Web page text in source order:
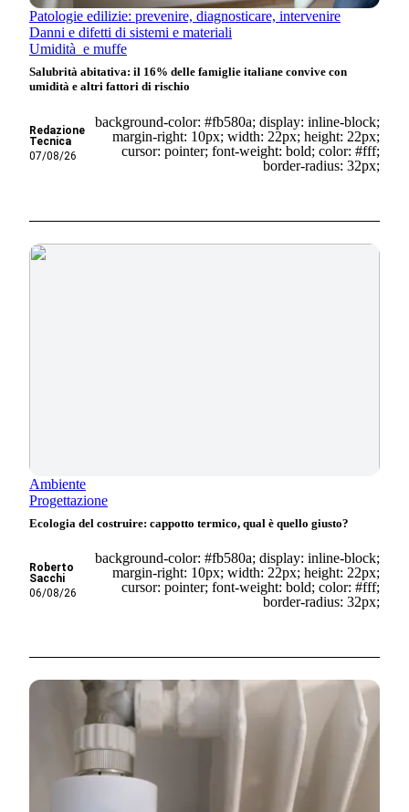
Patologie edilizie: prevenire, diagnosticare, intervenire
Danni e difetti di sistemi e materiali
Umidità e muffe
Salubrità abitativa: il 16% delle famiglie italiane convive con
umidità e altri fattori di rischio
Redazione
Tecnica
07/08/26
background-color: #fb580a; display: inline-block;
margin-right: 10px; width: 22px; height: 22px;
cursor: pointer; font-weight: bold; color: #fff;
border-radius: 32px;
Ambiente
Progettazione
Ecologia del costruire: cappotto termico, qual è quello giusto?
Roberto
Sacchi
06/08/26
background-color: #fb580a; display: inline-block;
margin-right: 10px; width: 22px; height: 22px;
cursor: pointer; font-weight: bold; color: #fff;
border-radius: 32px;